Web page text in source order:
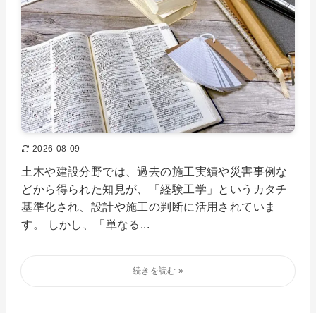
2026-08-09
土木や建設分野では、過去の施工実績や災害事例な
どから得られた知見が、「経験工学」というカタチ
基準化され、設計や施工の判断に活用されていま
す。 しかし、「単なる...